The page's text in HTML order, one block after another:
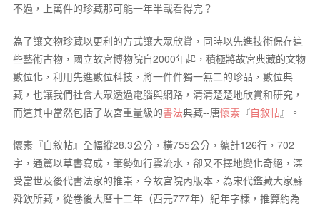
不過，上萬件的珍藏那可能一年半載看得完？
為了讓文物珍藏以更利的方式讓大眾欣賞，同時以先進技術保存這
些藝術古物，國立故宮博物院自2000年起，積極將故宮典藏的文物
數位化，利用先進數位科技，將一件件獨一無二的珍品，數位典
藏，也讓我們社會大眾透過電腦與網路，清清楚楚地欣賞和研究，
而這其中當然包括了故宮重量級的書法典藏--唐懷素『自敘帖』。
懷素『自敘帖』全幅縱28.3公分，橫755公分，總計126行，702
字，通篇以草書寫成，筆勢如行雲流水，卻又不擇地變化奇絕，深
受當世及後代書法家的推崇，今故宮院內版本，為宋代鑑藏大家蘇
舜欽所藏，從卷後大曆十二年（西元777年）紀年字樣，推算約為